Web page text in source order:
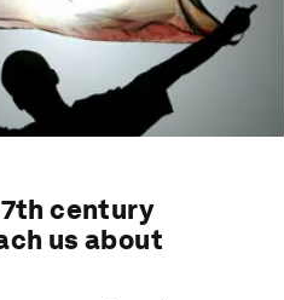
century
us about